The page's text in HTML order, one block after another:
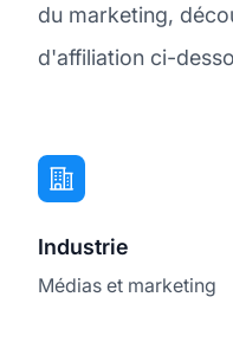
du marketing,
d'affiliation ci-
Industrie
Médias et marketing